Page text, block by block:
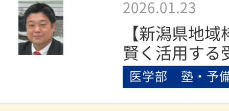
医学部 塾・予
2026.01.23
【新潟県地
賢く活用す